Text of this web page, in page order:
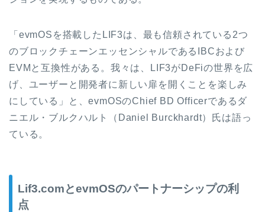
「evmOSを搭載したLIF3は、最も信頼されている2つ
のブロックチェーンエッセンシャルであるIBCおよび
EVMと互換性がある。我々は、LIF3がDeFiの世界を広
げ、ユーザーと開発者に新しい扉を開くことを楽しみ
にしている」と、evmOSのChief BD Officerであるダ
ニエル・ブルクハルト（Daniel Burckhardt）氏は語っ
ている。
Lif3.comとevmOSのパートナーシップの利
点